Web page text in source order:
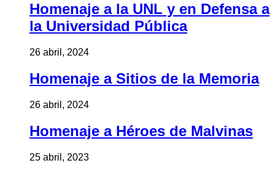
Homenaje a la UNL y en Defensa a
la Universidad Pública
26 abril, 2024
Homenaje a Sitios de la Memoria
26 abril, 2024
Homenaje a Héroes de Malvinas
25 abril, 2023